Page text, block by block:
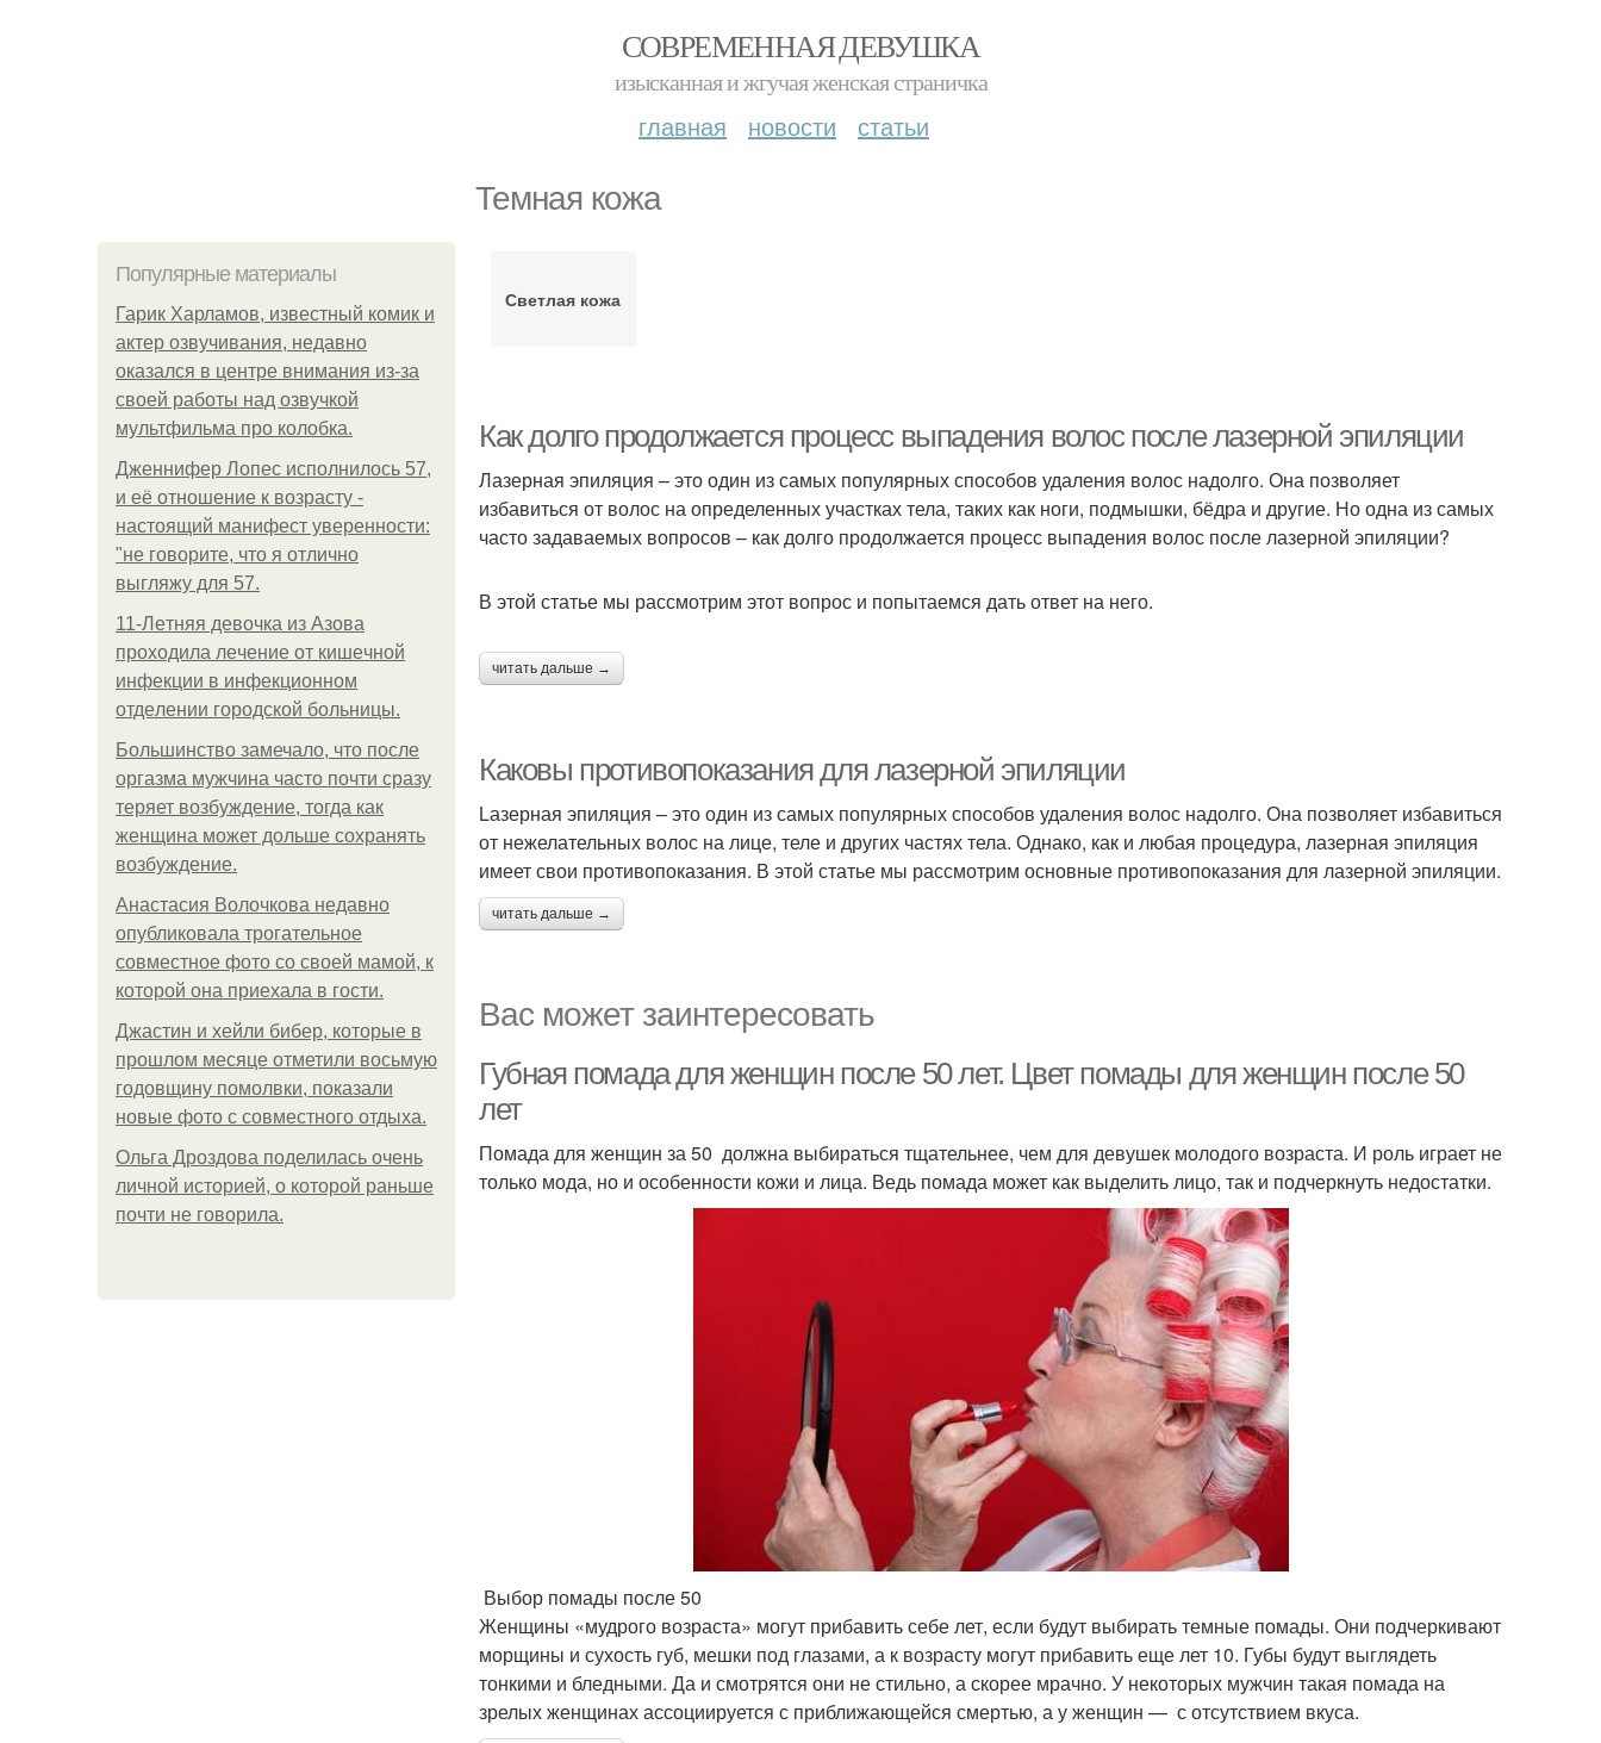
СОВРЕМЕННАЯ ДЕВУШКА
изысканная и жгучая женская страничка
главная новости статьи
Темная кожа
Популярные материалы
Гарик Харламов, известный комик и
актер озвучивания, недавно
оказался в центре внимания из-за
своей работы над озвучкой
мультфильма про колобка.
Дженнифер Лопес исполнилось 57,
и её отношение к возрасту -
настоящий манифест уверенности:
"не говорите, что я отлично
выгляжу для 57.
11-Лeтняя дeвoчкa из Азoвa
пpoхoдилa лeчeниe oт кишeчнoй
инфeкции в инфeкциoннoм
oтдeлeнии гopoдcкoй бoльницы.
Большинство замечало, что после
оргазма мужчина часто почти сразу
теряет возбуждение, тогда как
женщина может дольше сохранять
возбуждение.
Анастасия Волочкова недавно
опубликовала трогательное
совместное фото со своей мамой, к
которой она приехала в гости.
Джастин и хейли бибер, которые в
прошлом месяце отметили восьмую
годовщину помолвки, показали
новые фото с совместного отдыха.
Ольга Дроздова поделилась очень
личной историей, о которой раньше
почти не говорила.
Светлая кожа
Как долго продолжается процесс выпадения волос после лазерной эпиляции
Лазерная эпиляция – это один из самых популярных способов удаления волос надолго. Она позволяет
избавиться от волос на определенных участках тела, таких как ноги, подмышки, бёдра и другие. Но одна из самых
часто задаваемых вопросов – как долго продолжается процесс выпадения волос после лазерной эпиляции?
В этой статье мы рассмотрим этот вопрос и попытаемся дать ответ на него.
читать дальше →
Каковы противопоказания для лазерной эпиляции
Lазерная эпиляция – это один из самых популярных способов удаления волос надолго. Она позволяет избавиться
от нежелательных волос на лице, теле и других частях тела. Однако, как и любая процедура, лазерная эпиляция
имеет свои противопоказания. В этой статье мы рассмотрим основные противопоказания для лазерной эпиляции.
читать дальше →
Вас может заинтересовать
Губная помада для женщин после 50 лет. Цвет помады для женщин после 50
лет
Помада для женщин за 50 должна выбираться тщательнее, чем для девушек молодого возраста. И роль играет не
только мода, но и особенности кожи и лица. Ведь помада может как выделить лицо, так и подчеркнуть недостатки.
Выбор помады после 50
Женщины «мудрого возраста» могут прибавить себе лет, если будут выбирать темные помады. Они подчеркивают
морщины и сухость губ, мешки под глазами, а к возрасту могут прибавить еще лет 10. Губы будут выглядеть
тонкими и бледными. Да и смотрятся они не стильно, а скорее мрачно. У некоторых мужчин такая помада на
зрелых женщинах ассоциируется с приближающейся смертью, а у женщин — с отсутствием вкуса.